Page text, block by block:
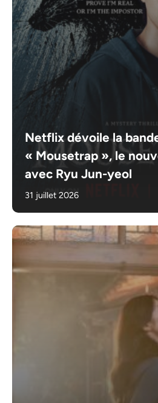
Netflix dévoile la
« Mousetrap », le
avec Ryu Jun-yeol
31 juillet 2026